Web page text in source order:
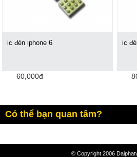
ic đèn iphone 6
60,000đ
ic
Có thể bạn quan tâm?
© Copyright 2006